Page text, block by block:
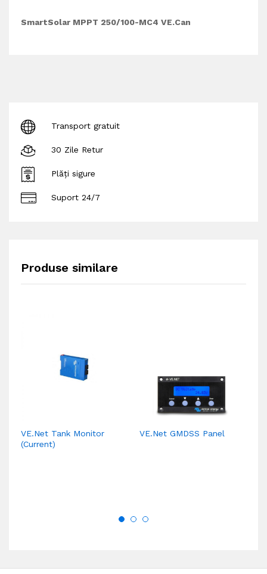
SmartSolar MPPT 250/100-MC4 VE.Can
Transport gratuit
30 Zile Retur
Plăți sigure
Suport 24/7
Produse similare
VE.Net Tank Monitor
(Current)
VE.Net GMDSS Panel